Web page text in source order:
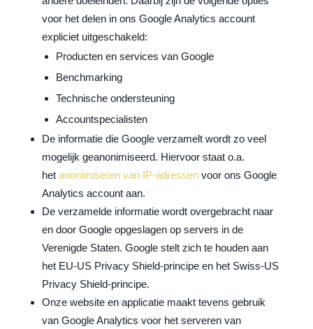
voor het delen in ons Google Analytics account
expliciet uitgeschakeld:
Producten en services van Google
Benchmarking
Technische ondersteuning
Accountspecialisten
De informatie die Google verzamelt wordt zo veel
mogelijk geanonimiseerd. Hiervoor staat o.a.
het anonimiseren van IP-adressenvoor ons Google
Analytics account aan.
De verzamelde informatie wordt overgebracht naar
en door Google opgeslagen op servers in de
Verenigde Staten. Google stelt zich te houden aan
het EU-US Privacy Shield-principe en het Swiss-US
Privacy Shield-principe.
Onze website en applicatie maakt tevens gebruik
van Google Analytics voor het serveren van